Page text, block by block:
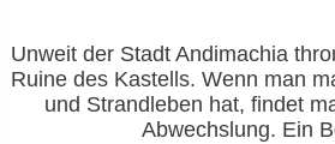
Unweit der Stadt Andimachia
Ruine des Kastells. Wenn man
und Strandleben hat, findet
Abwechslung. Ein